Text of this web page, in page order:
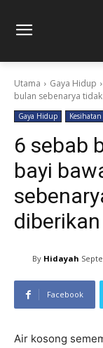
Utama Gaya Hidup
bulan sebenarya
Gaya Hidup Kesihatan
6 sebab
bayi
By Hidayah
Facebook
Air kosong